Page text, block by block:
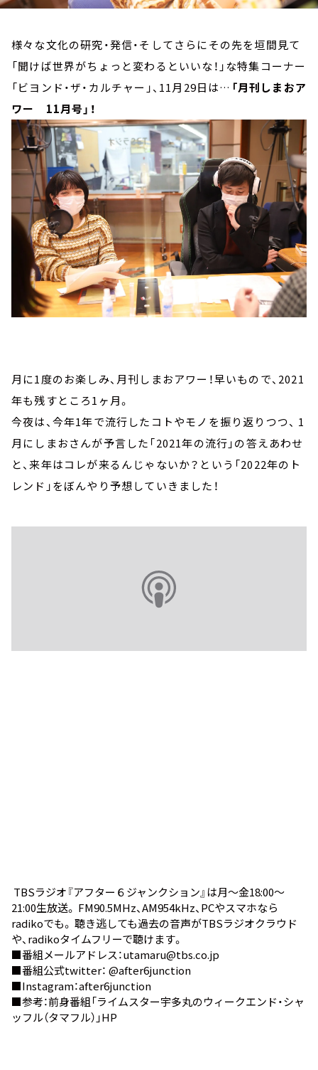
様々な文化の研究・発信・そしてさらにその先を垣間見て
「聞けば世界がちょっと変わるといいな！」な特集コーナー
「ビヨンド・ザ・カルチャー」、11月29日は… 「月刊しまおア
ワー 11月号」！
月に1度のお楽しみ、月刊しまおアワー！早いもので、2021
年も残すところ1ヶ月。
今夜は、今年1年で流行したコトやモノを振り返りつつ、 1
月にしまおさんが予言した「2021年の流行」の答えあわせ
と、来年はコレが来るんじゃないか？という「2022年のト
レンド」をぼんやり予想していきました！
TBSラジオ『アフター６ジャンクション』は月～金18:00～
21:00生放送。 FM90.5MHz、AM954kHz、PCやスマホなら
radikoでも。 聴き逃しても過去の音声がTBSラジオクラウド
や、 radikoタイムフリーで聴けます。
■番組メールアドレス：utamaru@tbs.co.jp
■番組公式twitter： @after6junction
■Instagram：after6junction
■参考：前身番組「ライムスター宇多丸のウィークエンド・シャ
ッフル（タマフル）」HP